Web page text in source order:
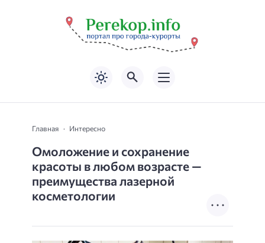
Главная Интересно
Омоложение и сохранение
красоты в любом возрасте —
преимущества лазерной
косметологии